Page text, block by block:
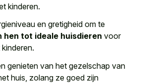
kinderen.
en gretigheid om te
hen tot ideale huisdieren voor
genieten van het gezelschap van
huis, zolang ze goed zijn